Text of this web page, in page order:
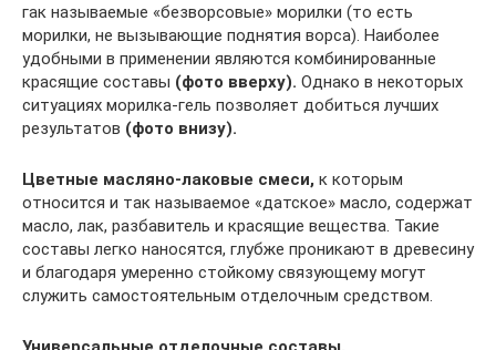
гак называемые «безворсовые» морилки (то есть
морилки, не вызывающие поднятия ворса). Наиболее
удобными в применении являются комбинированные
красящие составы (фото вверху). Однако в некоторых
ситуациях морилка-гель позволяет добиться лучших
результатов (фото внизу).
Цветные масляно-лаковые смеси, к которым
относится и так называемое «датское» масло, содержат
масло, лак, разбавитель и красящие вещества. Такие
составы легко наносятся, глубже проникают в древесину
и благодаря умеренно стойкому связующему могут
служить самостоятельным отделочным средством.